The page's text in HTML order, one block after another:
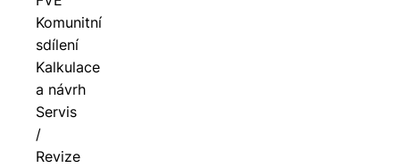
Komunitní
sdílení
Kalkulace
a návrh
Servis
/
Revize